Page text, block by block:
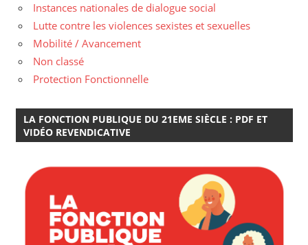
Instances nationales de dialogue social
Lutte contre les violences sexistes et sexuelles
Mobilité / Avancement
Non classé
Protection Fonctionnelle
LA FONCTION PUBLIQUE DU 21EME SIÈCLE : PDF ET
VIDÉO REVENDICATIVE